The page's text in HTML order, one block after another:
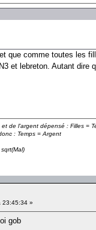
que comme toutes les
et lebreton. Autant dire
de l'argent dépensé : Filles =
: Temps = Argent
23:45:34 »
gob